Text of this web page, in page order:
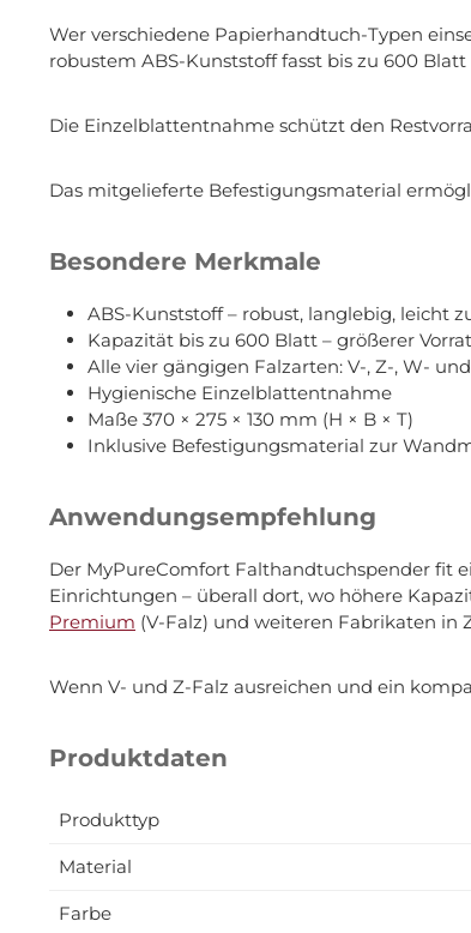
Wer verschiedene Papierhandtuch-Typen
robustem ABS-Kunststoff fasst bis zu 600
Die Einzelblattentnahme schützt den
Das mitgelieferte Befestigungsmaterial
Besondere Merkmale
ABS-Kunststoff – robust, langlebig, leicht
Kapazität bis zu 600 Blatt – größerer
Alle vier gängigen Falzarten: V-, Z-, W-
Hygienische Einzelblattentnahme
Maße 370 × 275 × 130 mm (H × B × T)
Inklusive Befestigungsmaterial zur
Anwendungsempfehlung
Der MyPureComfort Falthandtuchspender fit
Einrichtungen – überall dort, wo höhere
Premium (V-Falz) und weiteren Fabrikaten in
Wenn V- und Z-Falz ausreichen und ein
Produktdaten
Produkttyp
Material
Farbe